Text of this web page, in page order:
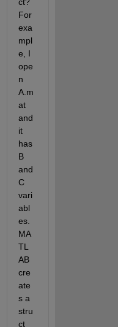
For
exa
mpl
e, I
ope
n
A.m
at
and
it
has
B
and
C
vari
abl
es.
MA
TL
AB
cre
ate
s a
stru
ct